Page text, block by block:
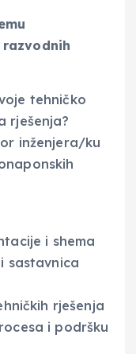
tehničko
rješenja?
inženjera/ku
i shema
sastavnica
rješenja
i podršku